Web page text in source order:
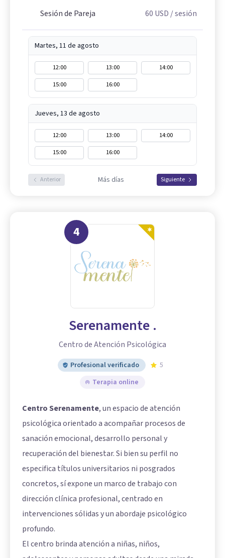
Sesión de Pareja
60 USD / sesión
Martes, 11 de agosto
12:00 13:00
14:00
15:00
16:00
Jueves, 13 de agosto
12:00 13:00
14:00
15:00
16:00
Anterior Más días Siguiente
4
Serenamente .
Centro de Atención Psicológica
Profesional verificado
5
Terapia online
Centro Serenamente, un espacio de atención
psicológica orientado a acompañar procesos de
sanación emocional, desarrollo personal y
recuperación del bienestar. Si bien su perfil no
especifica títulos universitarios ni posgrados
concretos, sí expone un marco de trabajo con
dirección clínica profesional, centrado en
intervenciones sólidas y un abordaje psicológico
profundo.
El centro brinda atención a niñas, niños,